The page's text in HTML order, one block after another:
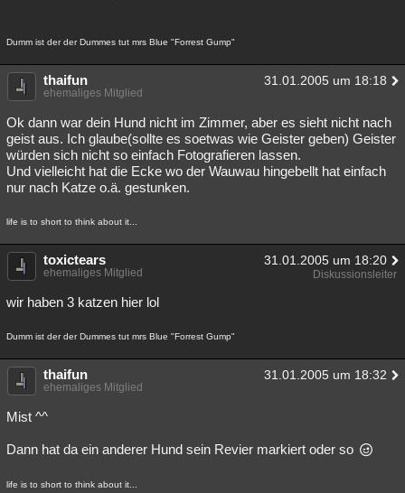
Dumm ist der der Dummes tut mrs Blue "Forrest Gump"
thaifun 31.01.2005 um 18:18
ehemaliges Mitglied
Ok dann war dein Hund nicht im Zimmer, aber es sieht nicht nach
geist aus. Ich glaube(sollte es soetwas wie Geister geben) Geister
würden sich nicht so einfach Fotografieren lassen.
Und vielleicht hat die Ecke wo der Wauwau hingebellt hat einfach
nur nach Katze o.ä. gestunken.
life is to short to think about it...
toxictears 31.01.2005 um 18:20
ehemaliges Mitglied Diskussionsleiter
wir haben 3 katzen hier lol
Dumm ist der der Dummes tut mrs Blue "Forrest Gump"
thaifun 31.01.2005 um 18:32
ehemaliges Mitglied
Mist ^^
Dann hat da ein anderer Hund sein Revier markiert oder so
life is to short to think about it...